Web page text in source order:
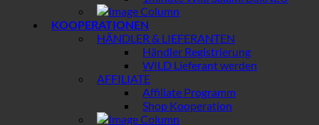
KOOPERATIONEN
HÄNDLER & LIEFERANTEN
Händler Registrierung
WILD Lieferant werden
AFFILIATE
Affiliate Programm
Shop Kooperation